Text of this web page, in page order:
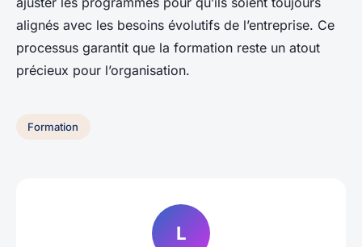
alignés avec les besoins évolutifs de l’entreprise. Ce
processus garantit que la formation reste un atout
précieux pour l’organisation.
Formation
L